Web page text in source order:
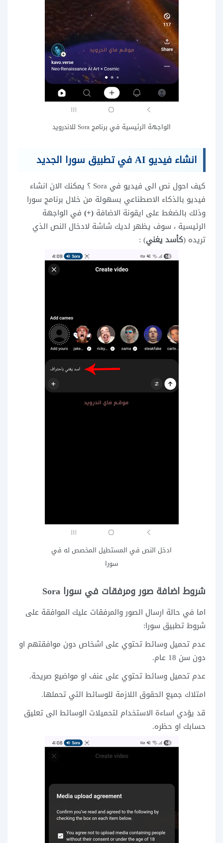
الواجهة الرئيسية في برنامج Sora للاندرويد
انشاء فيديو AI في تطبيق سورا الجديد
كيف احول نص الى فيديو في Sora ؟ يمكنك الان انشاء
فيديو بالذكاء الاصطناعي بسهولة من خلال برنامج سورا
وذلك بالضغط على ايقونة الاضافة (+) في الواجهة
الرئيسية ، سوف يظهر لديك شاشة لادخال النص الذي
تريده (كأسد يغني) :
ادخل النص في المستطيل المخصص له في
سورا
شروط اضافة صور ومرفقات في سورا Sora
اما في حالة ارسال الصور والمرفقات عليك الموافقة على
شروط تطبيق سورا:
عدم تحميل وسائط تحتوي على اشخاص دون موافقتهم او
دون سن 18 عام.
عدم تحميل وسائط تحتوي على عنف او مواضيع صريحة.
امتلاك جميع الحقوق اللازمة للوسائط التي تحملها.
قد يؤدي اساءة الاستخدام لتحميلات الوسائط الى تعليق
حسابك او حظره.